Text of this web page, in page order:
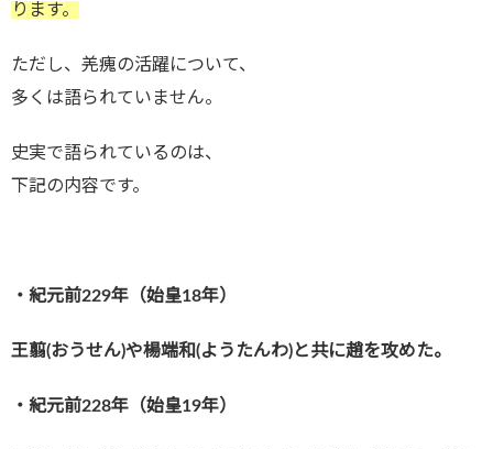
ります。
ただし、羌瘣の活躍について、
多くは語られていません。
史実で語られているのは、
下記の内容です。
・紀元前229年（始皇18年）
王翦(おうせん)や楊端和(ようたんわ)と共に趙を攻めた。
・紀元前228年（始皇19年）